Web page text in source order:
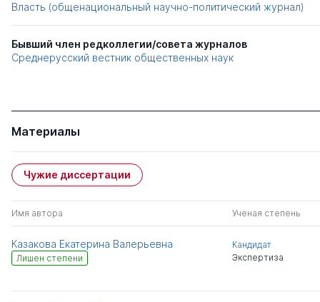
Власть (общенациональный научно-политический журнал)
Бывший член редколлегии/совета журналов
Среднерусский вестник общественных наук
Материалы
Чужие диссертации
Имя автора Ученая степень
Казакова Екатерина Валерьевна
Лишен степени
Кандидат
Экспертиза